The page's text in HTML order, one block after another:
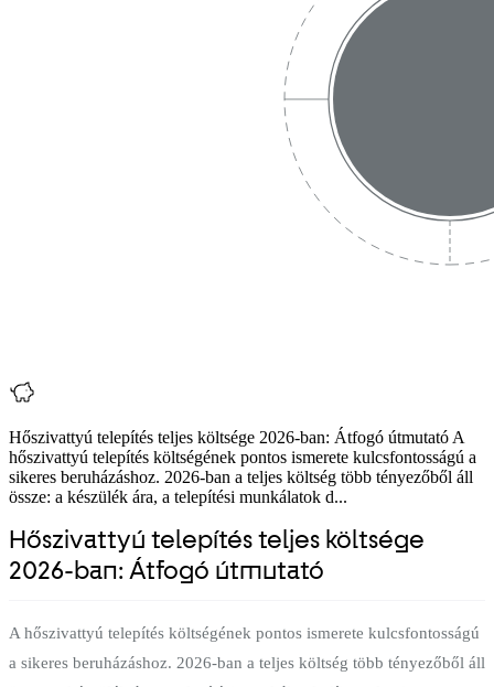
Hőszivattyú telepítés teljes költsége 2026-ban: Átfogó útmutató A
hőszivattyú telepítés költségének pontos ismerete kulcsfontosságú a
sikeres beruházáshoz. 2026-ban a teljes költség több tényezőből áll
össze: a készülék ára, a telepítési munkálatok d...
Hőszivattyú telepítés teljes költsége
2026-ban: Átfogó útmutató
A hőszivattyú telepítés költségének pontos ismerete kulcsfontosságú
a sikeres beruházáshoz. 2026-ban a teljes költség több tényezőből áll